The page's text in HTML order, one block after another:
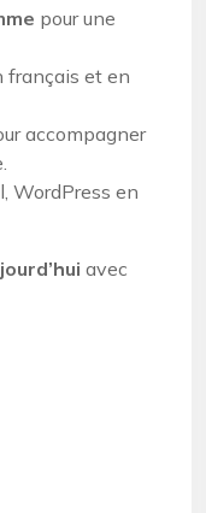
pour une
français et en
accompagner
WordPress en
avec